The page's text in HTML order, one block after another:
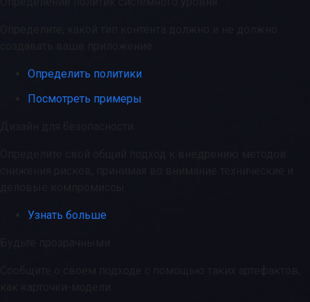
Определить политики
Посмотреть примеры
Узнать больше